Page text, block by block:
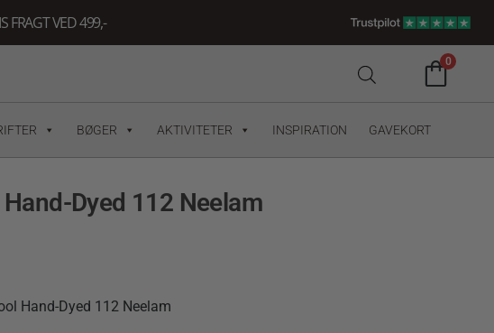
FRAGT VED 499,-
0
BØGER AKTIVITETER INSPIRATION GAVEKORT
Dyed 112 Neelam
Hand-Dyed 112 Neelam